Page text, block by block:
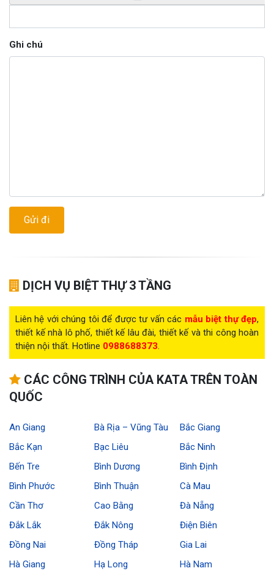
Ghi chú
DỊCH VỤ BIỆT THỰ 3 TẦNG
Liên hệ với chúng tôi để được tư vấn các mẫu biệt thự đẹp,
thiết kế nhà lô phố, thiết kế lâu đài, thiết kế và thi công hoàn
thiện nội thất. Hotline 0988688373.
CÁC CÔNG TRÌNH CỦA KATA TRÊN TOÀN
QUỐC
An Giang Bà Rịa – Vũng Tàu
Bắc Giang
Bắc Kạn
Bạc Liêu
Bắc Ninh
Bến Tre
Bình Dương
Bình Định
Bình Phước
Bình Thuận
Cà Mau
Cần Thơ
Cao Bằng
Đà Nẵng
Đắk Lắk
Đắk Nông
Điện Biên
Đồng Nai
Đồng Tháp
Gia Lai
Hà Giang
Hạ Long
Hà Nam